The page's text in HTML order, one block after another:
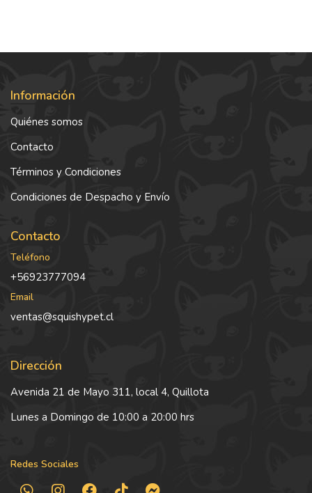
Información
Quiénes somos
Contacto
Términos y Condiciones
Condiciones de Despacho y Envío
Contacto
Teléfono
+56923777094
Email
ventas@squishypet.cl
Dirección
Avenida 21 de Mayo 311, local 4, Quillota
Lunes a Domingo de 10:00 a 20:00 hrs
Redes Sociales